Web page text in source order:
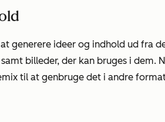
generere ideer og indhold ud fra
billeder, der kan bruges i dem.
til at genbruge det i andre